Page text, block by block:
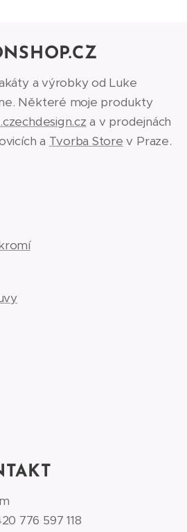
a výrobky od Luke
Některé moje produkty
a v prodejnách
a Tvorba Store v Praze.
776 597 118‬